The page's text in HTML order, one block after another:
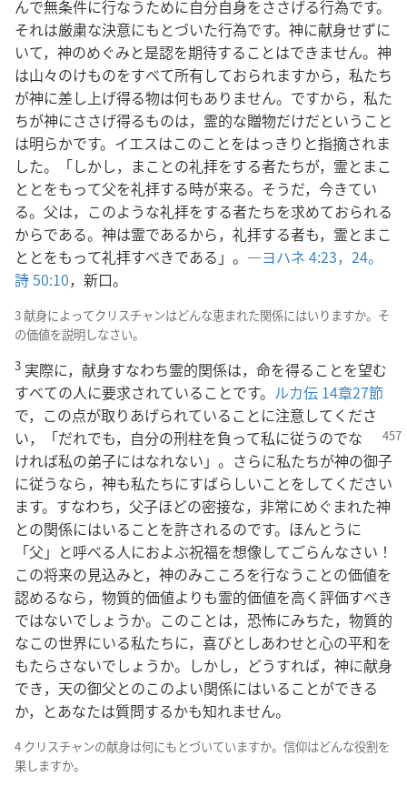
んで無条件に行なうために自分自身をささげる行為です。
それは厳粛な決意にもとづいた行為です。神に献身せずに
いて，神のめぐみと是認を期待することはできません。神
は山々のけものをすべて所有しておられますから，私たち
が神に差し上げ得る物は何もありません。ですから，私た
ちが神にささげ得るものは，霊的な贈物だけだということ
は明らかです。イエスはこのことをはっきりと指摘されま
した。「しかし，まことの礼拝をする者たちが，霊とまこ
ととをもって父を礼拝する時が来る。そうだ，今きてい
る。父は，このような礼拝をする者たちを求めておられる
からである。神は霊であるから，礼拝する者も，霊とまこ
ととをもって礼拝すべきである」。―ヨハネ 4:23，24。
詩 50:10，新口。
3 献身によってクリスチャンはどんな恵まれた関係にはいりますか。そ
の価値を説明しなさい。
3 実際に，献身すなわち霊的関係は，命を得ることを望む
すべての人に要求されていることです。 ルカ伝 14章27節
で，この点が取りあげられていることに注意してくださ
い，「だれでも，自分の刑柱を負って私に従うのでな
ければ私の弟子にはなれない」。さらに私たちが神の御子
に従うなら，神も私たちにすばらしいことをしてください
ます。すなわち，父子ほどの密接な，非常にめぐまれた神
との関係にはいることを許されるのです。ほんとうに
「父」と呼べる人におよぶ祝福を想像してごらんなさい！
この将来の見込みと，神のみこころを行なうことの価値を
認めるなら，物質的価値よりも霊的価値を高く評価すべき
ではないでしょうか。このことは，恐怖にみちた，物質的
なこの世界にいる私たちに，喜びとしあわせと心の平和を
もたらさないでしょうか。しかし，どうすれば，神に献身
でき，天の御父とのこのよい関係にはいることができる
か，とあなたは質問するかも知れません。
4 クリスチャンの献身は何にもとづいていますか。信仰はどんな役割を
果しますか。